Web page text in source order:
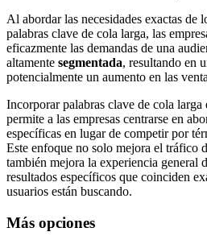
Al abordar las necesidades exactas de
palabras clave de cola larga, las
eficazmente las demandas de una
altamente segmentada, resultando en
potencialmente un aumento en las
Incorporar palabras clave de cola larga
permite a las empresas centrarse en
específicas en lugar de competir por
Este enfoque no solo mejora el tráfico
también mejora la experiencia general
resultados específicos que coinciden
usuarios están buscando.
Más opciones